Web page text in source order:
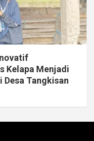
Kelapa Menjadi
Desa Tangkisan